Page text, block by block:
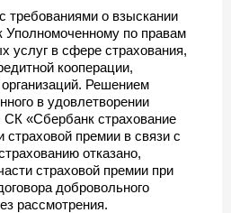
требованиями о взыскании
Уполномоченному по правам
услуг в сфере страхования,
кооперации,
Решением
в удовлетворении
«Сбербанк страхование
страховой премии в связи с
отказано,
страховой премии при
добровольного
рассмотрения.